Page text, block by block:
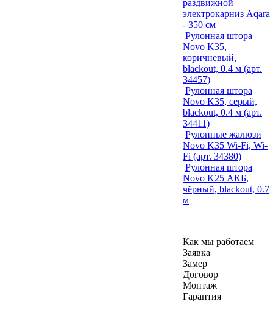
раздвижной
электрокарниз Aqara
- 350 см
Рулонная штора
Novo K35,
коричневый,
blackout, 0.4 м (арт.
34457)
Рулонная штора
Novo K35, серый,
blackout, 0.4 м (арт.
34411)
Рулонные жалюзи
Novo K35 Wi-Fi, Wi-
Fi (арт. 34380)
Рулонная штора
Novo K25 АКБ,
чёрный, blackout, 0.7
м
Как мы работаем
Заявка
Замер
Договор
Монтаж
Гарантия